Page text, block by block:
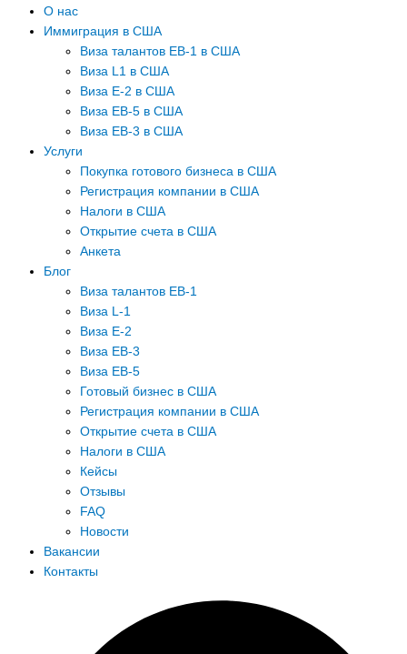
О нас
Иммиграция в США
Виза талантов EB-1 в США
Виза L1 в США
Виза E-2 в США
Виза EB-5 в США
Виза EB-3 в США
Услуги
Покупка готового бизнеса в США
Регистрация компании в США
Налоги в США
Открытие счета в США
Анкета
Блог
Виза талантов EB-1
Виза L-1
Виза E-2
Виза EB-3
Виза EB-5
Готовый бизнес в США
Регистрация компании в США
Открытие счета в США
Налоги в США
Кейсы
Отзывы
FAQ
Новости
Вакансии
Контакты